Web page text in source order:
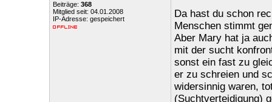
Beiträge: 368
Mitglied seit: 04.01.2008
IP-Adresse: gespeichert
Da hast du schon
Menschen stimmt
Aber Mary hat ja
mit der sucht
sonst ein fast zu
er zu schreien und
widersinnig waren,
(Suchtverteidigung)